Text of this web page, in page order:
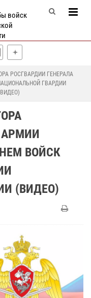
войск
РОСГВАРДИИ ГЕНЕРАЛА
ГВАРДИИ
АРМИИ
ВОЙСК
(ВИДЕО)